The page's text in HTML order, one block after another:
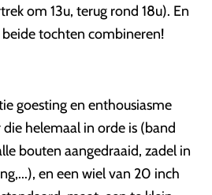
om 13u, terug rond 18u). En
tochten combineren!
goesting en enthousiasme
helemaal in orde is (band
bouten aangedraaid, zadel in
en een wiel van 20 inch